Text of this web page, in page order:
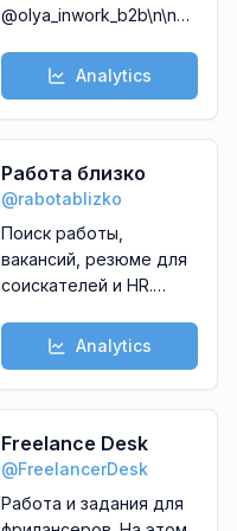
любом языке\n
———————————-
\n☑️ Vakansiya
joylashtirish uchun -
@olya_inwork_b2b
\n\nVakansiyalarni
xoxlagan tilda
joylashtirshingiz mumkun
Analytics
Работа близко
@rabotablizko
Поиск работы,
вакансий, резюме для
соискателей и HR.
Analytics
Freelance Desk
@FreelancerDesk
Работа и задания для